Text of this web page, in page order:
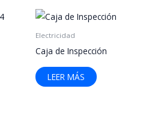
Electricidad
Caja de Inspección
LEER MÁS